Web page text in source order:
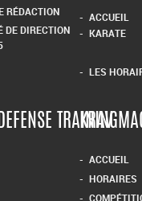
RÉDACTION
DE DIRECTION
ACCUEIL
KARATE
LES
TRAINING
KRAV
ACCUEIL
HORAIRES